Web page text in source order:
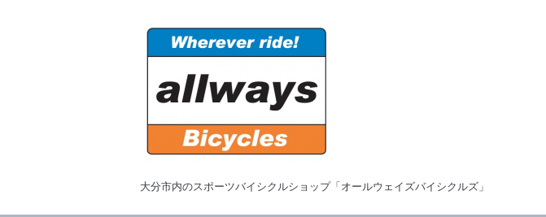
大分市内のスポーツバイシクルショップ「オールウェイズバイシクルズ」